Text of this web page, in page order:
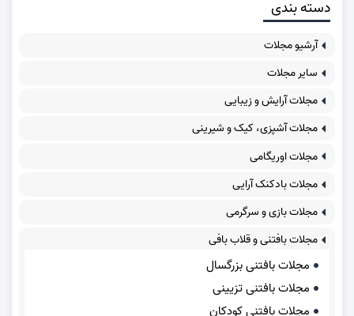
دسته بندی
آرشیو مجلات
سایر مجلات
مجلات آرایش و زیبایی
مجلات آشپزی، کیک و شیرینی
مجلات اوریگامی
مجلات بادکنک آرایی
مجلات بازی و سرگرمی
مجلات بافتنی و قلاب بافی
مجلات بافتنی بزرگسال
مجلات بافتنی تزیینی
مجلات بافتنی کودکان